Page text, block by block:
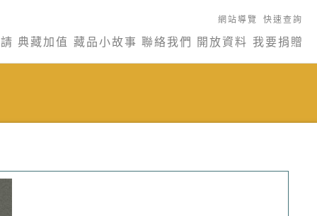
網站導覽 快速查詢
典藏加值 藏品小故事 聯絡我們 開放資料 我要捐贈